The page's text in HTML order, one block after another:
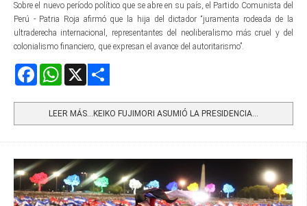
Sobre el nuevo período político que se abre en su país, el Partido Comunista del
Perú - Patria Roja afirmó que la hija del dictador “juramenta rodeada de la
ultraderecha internacional, representantes del neoliberalismo más cruel y del
colonialismo financiero, que expresan el avance del autoritarismo”.
FacebookWhatsApp
LEER MÁS…KEIKO FUJIMORI ASUMIÓ LA PRESIDENCIA...